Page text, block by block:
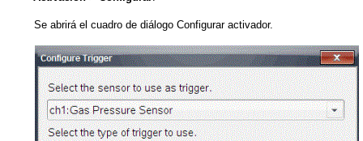
Se abrirá el cuadro de diálogo Configurar activador.